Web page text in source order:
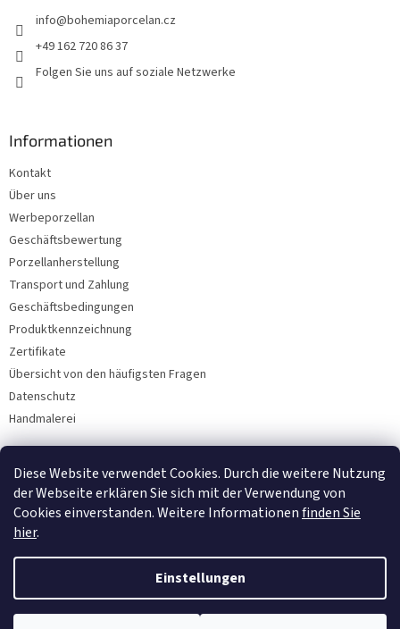
Diese Website verwendet Cookies. Durch die weitere Nutzung
der Webseite erklären Sie sich mit der Verwendung von
Cookies einverstanden. Weitere Informationenfinden Sie
hier.
Einstellungen
info@bohemiaporcelan.cz
+49 162 720 86 37
Folgen Sie uns auf soziale Netzwerke
Informationen
Kontakt
Über uns
Werbeporzellan
Geschäftsbewertung
Porzellanherstellung
Transport und Zahlung
Geschäftsbedingungen
Produktkennzeichnung
Zertifikate
Übersicht von den häufigsten Fragen
Datenschutz
Handmalerei
Facebook